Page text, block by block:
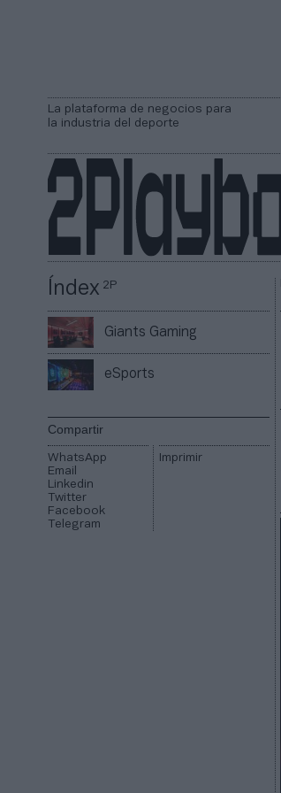
La plataforma de negocios para
la industria del deporte
Índex2P
Giants Gaming
eSports
Compartir
WhatsApp
Email
Linkedin
Twitter
Facebook
Telegram
Imprimir